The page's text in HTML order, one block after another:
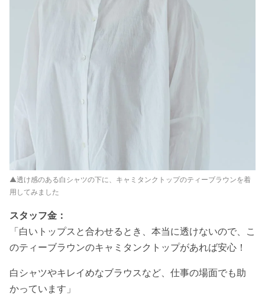
▲透け感のある白シャツの下に、キャミタンクトップのティーブラウンを着
用してみました
スタッフ金：
「白いトップスと合わせるとき、本当に透けないので、こ
のティーブラウンのキャミタンクトップがあれば安心！
白シャツやキレイめなブラウスなど、仕事の場面でも助
かっています」